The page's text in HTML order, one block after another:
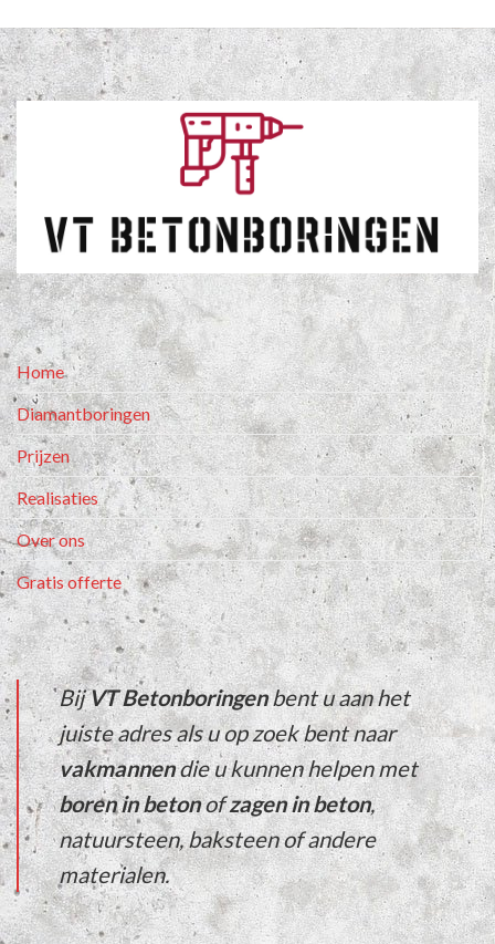
Home
Diamantboringen
Prijzen
Realisaties
Over ons
Gratis offerte
BijVT Betonboringenbent u aan het
juiste adres als u op zoek bent naar
vakmannendie u kunnen helpen met
boren in betonofzagen in beton,
natuursteen,baksteenofandere
materialen.